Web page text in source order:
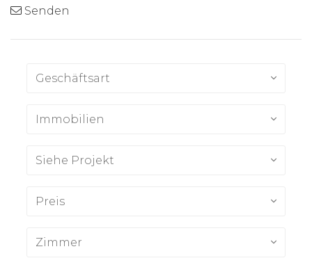
Senden
Geschäftsart
Immobilien
Siehe Projekt
Preis
Zimmer